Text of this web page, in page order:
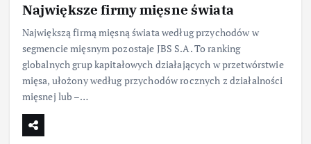
Największe firmy mięsne świata
Największą firmą mięsną świata według przychodów w
segmencie mięsnym pozostaje JBS S.A. To ranking
globalnych grup kapitałowych działających w przetwórstwie
mięsa, ułożony według przychodów rocznych z działalności
mięsnej lub –…